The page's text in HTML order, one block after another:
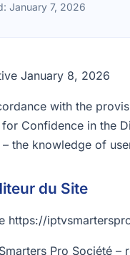
January 7, 2026
January 8, 2026
with the
Confidence in the
the knowledge of
publisher
https://
Pro Société